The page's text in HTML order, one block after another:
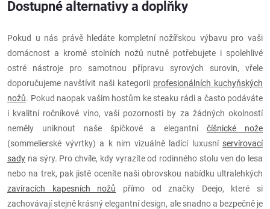
Dostupné alternativy a doplňky
Pokud u nás právě hledáte kompletní nožířskou výbavu pro vaši
domácnost a kromě stolních nožů nutně potřebujete i spolehlivé
ostré nástroje pro samotnou přípravu syrových surovin, vřele
doporučujeme navštívit naši kategorii profesionálních kuchyňských
nožů. Pokud naopak vašim hostům ke steaku rádi a často podáváte
i kvalitní ročníkové víno, vaší pozornosti by za žádných okolností
neměly uniknout naše špičkové a elegantníčíšnické nože
(sommelierské vývrtky) a k nim vizuálně ladící luxusní servírovací
sady na sýry. Pro chvíle, kdy vyrazíte od rodinného stolu ven do lesa
nebo na trek, pak jistě oceníte naši obrovskou nabídku ultralehkých
zavíracích kapesních nožů přímo od značky Deejo, které si
zachovávají stejně krásný elegantní design, ale snadno a bezpečně je